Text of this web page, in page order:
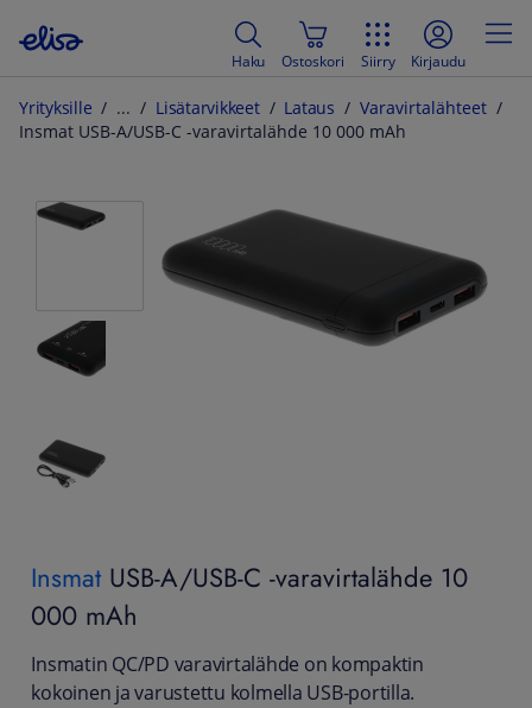
Haku Ostoskori Siirry Kirjaudu
Yrityksille Lisätarvikkeet Lataus
Varavirtalähteet
Insmat USB-A/USB-C -varavirtalähde 10 000 mAh
Insmat USB-A/USB-C -varavirtalähde 10
000 mAh
Insmatin QC/PD varavirtalähde on kompaktin
kokoinen ja varustettu kolmella USB-portilla.